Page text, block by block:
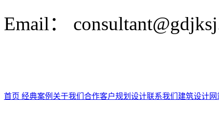
Email：
首页 经典案例 关于我们 合作客户规划设计联系我们 建筑设计